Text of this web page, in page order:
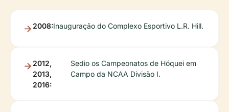
2008:Inauguração do Complexo Esportivo L.R. Hill.
2012,
2013,
2016:
Sedio os Campeonatos de Hóquei em
Campo da NCAA Divisão I.